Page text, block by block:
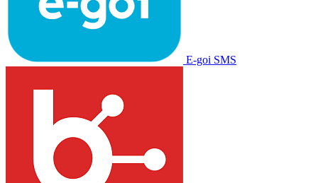
E-goi SMS